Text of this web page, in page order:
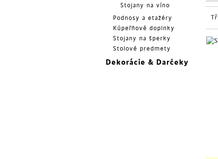
Stojany na víno
Podnosy a etažéry
Kúpeľňové doplnky
Stojany na šperky
Stolové predmety
Dekorácie & Darčeky